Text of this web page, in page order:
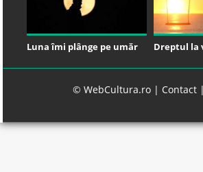
Luna îmi plânge pe umăr Dreptul la
© WebCultura.ro | Contact|